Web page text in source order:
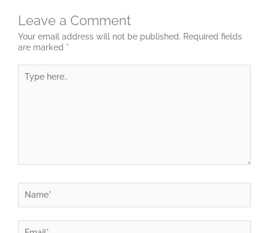
Leave a Comment
Your email address will not be published. Required fields
are marked *
here..